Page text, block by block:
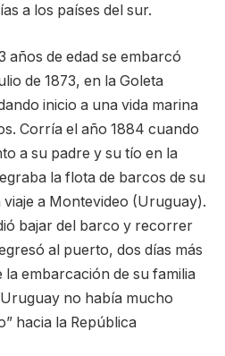
a los países del sur.
años de edad se embarcó
de 1873, en la Goleta
inicio a una vida marina
Corría el año 1884 cuando
a su padre y su tío en la
la flota de barcos de su
a Montevideo (Uruguay).
bajar del barco y recorrer
al puerto, dos días más
embarcación de su familia
no había mucho
hacia la República